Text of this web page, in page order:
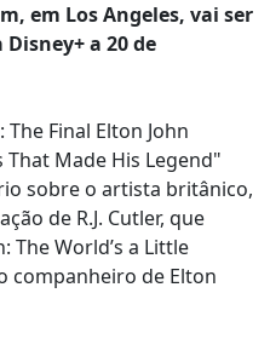
em Los Angeles, vai ser
a 20 de
Final Elton John
Made His Legend"
sobre o artista britânico,
de R.J. Cutler, que
The World’s a Little
companheiro de Elton